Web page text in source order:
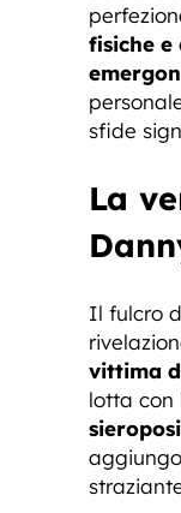
fisiche e
sfide
La
Il fulcro
vittima
lotta con